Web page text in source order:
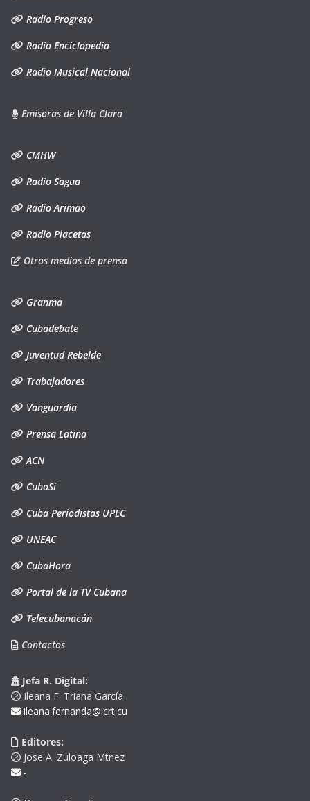
Radio Progreso
Radio Enciclopedia
Radio Musical Nacional
Emisoras de Villa Clara
CMHW
Radio Sagua
Radio Arimao
Radio Placetas
Otros medios de prensa
Granma
Cubadebate
Juventud Rebelde
Trabajadores
Vanguardia
Prensa Latina
ACN
CubaSí
Cuba Periodistas UPEC
UNEAC
CubaHora
Portal de la TV Cubana
Telecubanacán
Contactos
Jefa R. Digital:
Ileana F. Triana García
ileana.fernanda@icrt.cu
Editores:
Jose A. Zuloaga Mtnez
-